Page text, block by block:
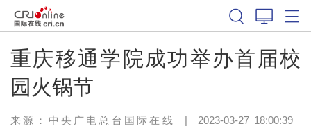
重庆移通学院成功举办首届校
园火锅节
来源：中央广电总台国际在线 | 2023-03-27 18:00:39